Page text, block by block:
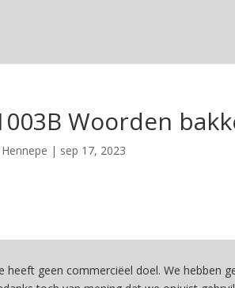
Woorden
| sep 17, 2023
heeft geen commerciëel doel. We hebben